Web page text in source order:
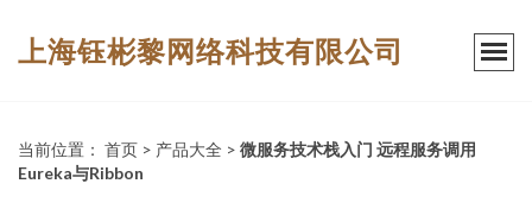
上海钰彬黎网络科技有限公司
当前位置： 首页 > 产品大全 > 微服务技术栈入门 远程服务调用
Eureka与Ribbon